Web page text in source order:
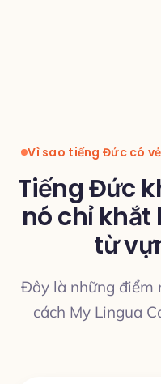
Vì sao tiếng Đức có
Tiếng Đức
nó chỉ khắt
từ
Đây là những điểm
cách My Lingua